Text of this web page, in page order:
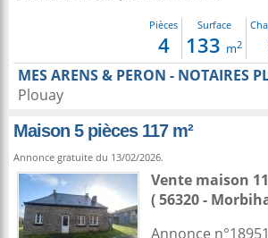
Pièces
4
Surface
133 m2
MES ARENS & PERON - NOTAIRES
Plouay
Maison 5 pièces 117 m²
Annonce gratuite du 13/02/2026.
Vente maison
( 56320 -
Annonce